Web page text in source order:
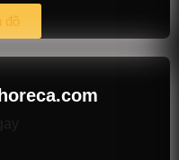
đồ